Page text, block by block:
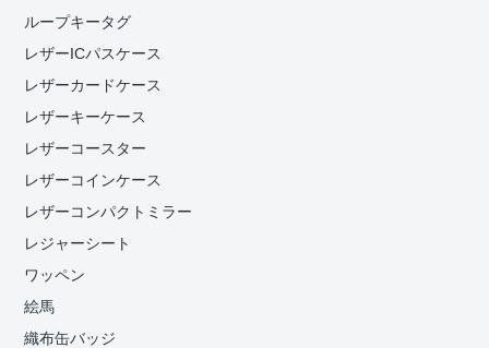
ループキータグ
レザーICパスケース
レザーカードケース
レザーキーケース
レザーコースター
レザーコインケース
レザーコンパクトミラー
レジャーシート
ワッペン
絵馬
織布缶バッジ